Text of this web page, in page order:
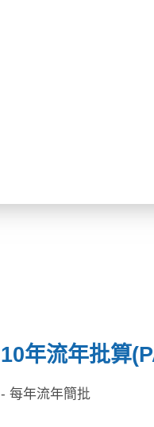
10年流年批算
- 每年流年簡批